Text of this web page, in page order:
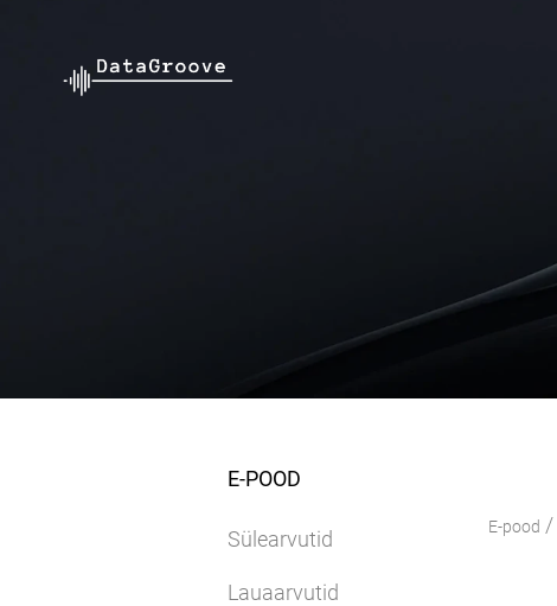
E-POOD
Sülearvutid
Lauaarvutid
E-pood /